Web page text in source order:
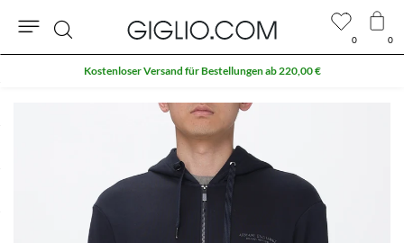
0 0
Suche
Kostenloser Versand für Bestellungen ab 220,00 €